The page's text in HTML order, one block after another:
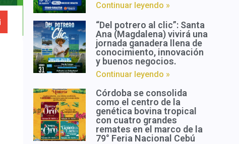
Continuar leyendo »
“Del potrero al clic”: Santa
Ana (Magdalena) vivirá una
jornada ganadera llena de
conocimiento, innovación
y buenos negocios.
Continuar leyendo »
Córdoba se consolida
como el centro de la
genética bovina tropical
con cuatro grandes
remates en el marco de la
79° Feria Nacional Cebú